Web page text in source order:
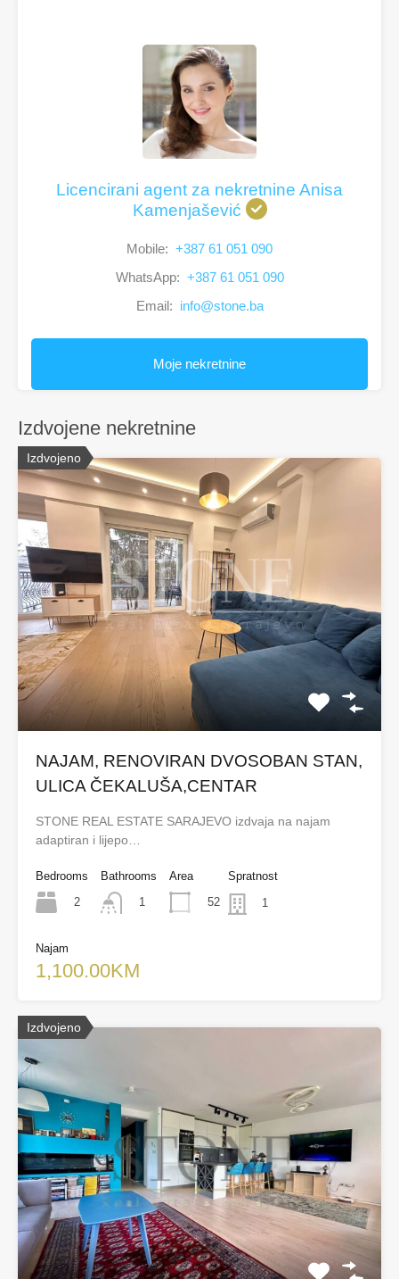
Licencirani agent za nekretnine Anisa
Kamenjašević
Mobile: +387 61 051 090
WhatsApp: +387 61 051 090
Email: info@stone.ba
Moje nekretnine
Izdvojene nekretnine
Izdvojeno
NAJAM, RENOVIRAN DVOSOBAN STAN,
ULICA ČEKALUŠA,CENTAR
STONE REAL ESTATE SARAJEVO izdvaja na najam
adaptiran i lijepo…
Bedrooms
2
Bathrooms
1
Area
52
Spratnost
1
Najam
1,100.00KM
Izdvojeno